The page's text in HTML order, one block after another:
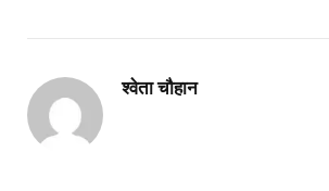
श्वेता चौहान